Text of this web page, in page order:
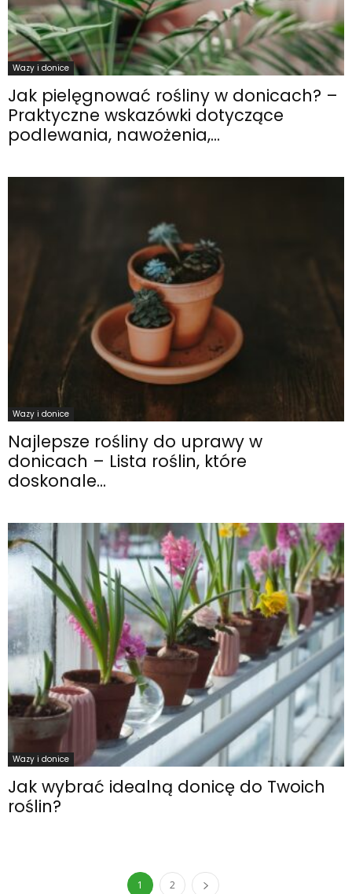
Wazy i donice
Jak pielęgnować rośliny w donicach? –
Praktyczne wskazówki dotyczące
podlewania, nawożenia,...
Wazy i donice
Najlepsze rośliny do uprawy w
donicach – Lista roślin, które
doskonale...
Wazy i donice
Jak wybrać idealną donicę do Twoich
roślin?
1 2